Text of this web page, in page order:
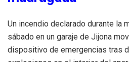
Un incendio declarado durante la
sábado en un garaje de Jijona
dispositivo de emergencias tras